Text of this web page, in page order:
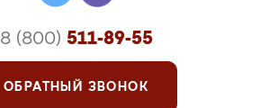
8 (800) 511-89-55
ОБРАТНЫЙ ЗВОНОК